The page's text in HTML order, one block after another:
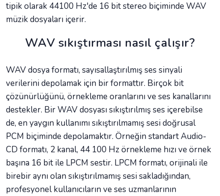
tipik olarak 44100 Hz'de 16 bit stereo biçiminde WAV
müzik dosyaları içerir.
WAV sıkıştırması nasıl çalışır?
WAV dosya formatı, sayısallaştırılmış ses sinyali
verilerini depolamak için bir formattır. Birçok bit
çözünürlüğünü, örnekleme oranlarını ve ses kanallarını
destekler. Bir WAV dosyası sıkıştırılmış ses içerebilse
de, en yaygın kullanımı sıkıştırılmamış sesi doğrusal
PCM biçiminde depolamaktır. Örneğin standart Audio-
CD formatı, 2 kanal, 44 100 Hz örnekleme hızı ve örnek
başına 16 bit ile LPCM sestir. LPCM formatı, orijinali ile
birebir aynı olan sıkıştırılmamış sesi sakladığından,
profesyonel kullanıcıların ve ses uzmanlarının